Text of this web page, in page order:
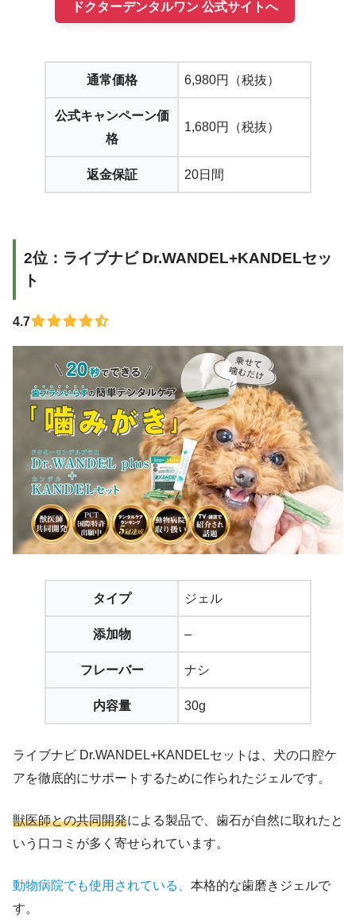
ドクターデンタルワン 公式サイトへ
通常価格 6,980円（税抜）
公式キャンペーン価
格
1,680円（税抜）
返金保証 20日間
2位：ライブナビ Dr.WANDEL+KANDELセッ
ト
4.7
タイプ ジェル
添加物 –
フレーバー ナシ
内容量 30g
ライブナビ Dr.WANDEL+KANDELセットは、犬の口腔ケ
アを徹底的にサポートするために作られたジェルです。
獣医師との共同開発による製品で、歯石が自然に取れたと
いう口コミが多く寄せられています。
動物病院でも使用されている、 本格的な歯磨きジェルで
す。